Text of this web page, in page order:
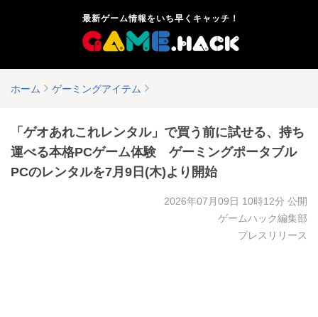
最新ゲーム情報をいち早くキャッチ！
ホーム ゲーミングアイテム
「ゲオあれこれレンタル」で買う前に試せる、持ち
運べる本格PCゲーム体験 ゲーミングポータブル
PCのレンタルを7月9日(木)より開始
2026年07月09日 10時12分 公開
ゲームハック編集部
プレスリリース